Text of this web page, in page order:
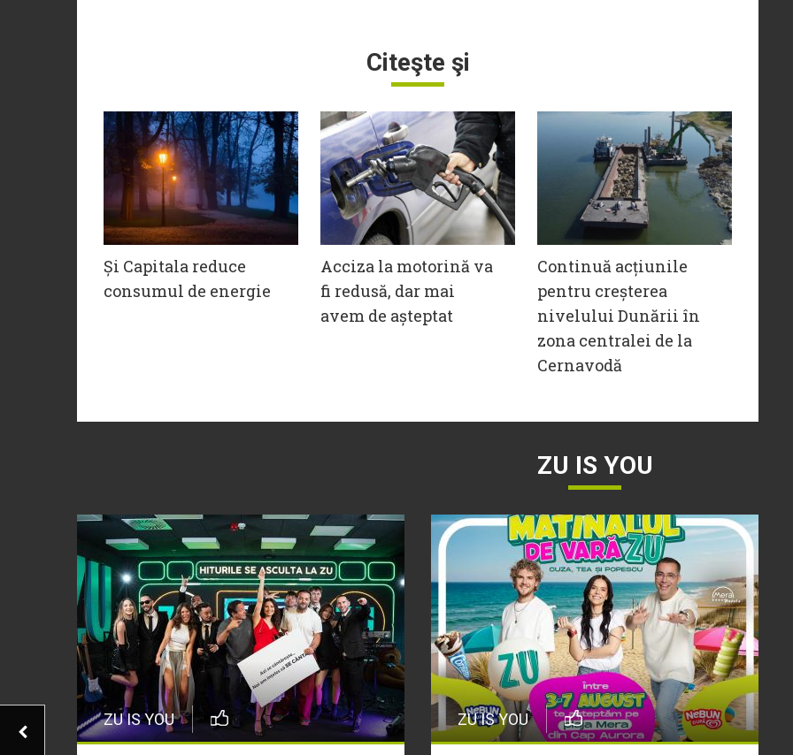
Citeşte şi
Și Capitala reduce
consumul de energie
Acciza la motorină va
fi redusă, dar mai
avem de așteptat
Continuă acțiunile
pentru creșterea
nivelului Dunării în
zona centralei de la
Cernavodă
ZU IS YOU
ZU IS YOU ZU IS YOU